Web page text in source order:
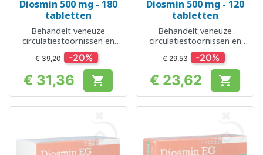
Diosmin 500 mg - 180
tabletten
Behandelt veneuze
circulatiestoornissen en
aambeien
€ 39,20 -20%
Prijs
€ 31,36 
Diosmin 500 mg - 120
tabletten
Behandelt veneuze
circulatiestoornissen en
aambeien
€ 29,53 -20%
Prijs
€ 23,62 